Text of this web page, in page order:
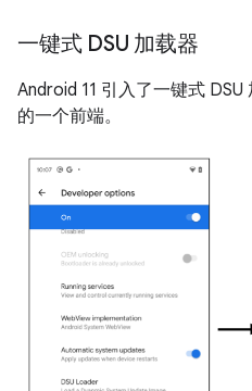
一键式 DSU 加载器
Android 11 引入了一键式
的一个前端。